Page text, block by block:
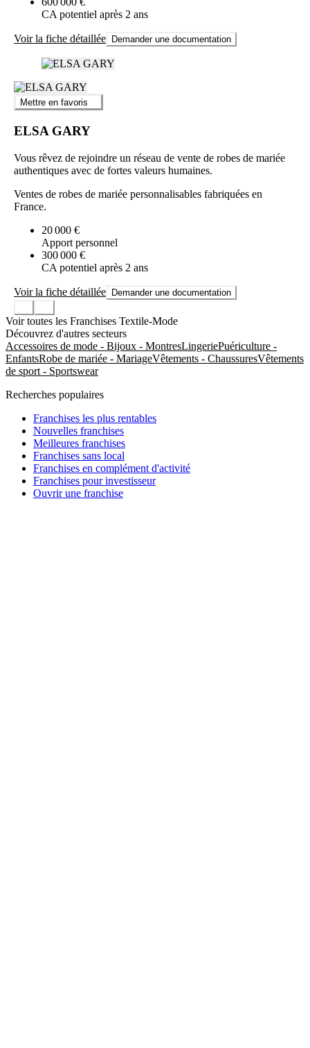
CA potentiel après 2 ans
Voir la fiche détaillée Demander une documentation
Mettre en favoris
ELSA GARY
Vous rêvez de rejoindre un réseau de vente de robes de mariée
authentiques avec de fortes valeurs humaines.
Ventes de robes de mariée personnalisables fabriquées en
France.
20 000 €
Apport personnel
300 000 €
CA potentiel après 2 ans
Voir la fiche détaillée Demander une documentation
Voir toutes les Franchises Textile-Mode
Découvrez d'autres secteurs
Accessoires de mode - Bijoux - MontresLingeriePuériculture -
EnfantsRobe de mariée - MariageVêtements - ChaussuresVêtements
de sport - Sportswear
Recherches populaires
Franchises les plus rentables
Nouvelles franchises
Meilleures franchises
Franchises sans local
Franchises en complément d'activité
Franchises pour investisseur
Ouvrir une franchise